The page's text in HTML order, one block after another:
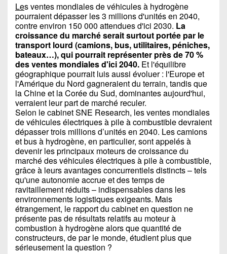
Les ventes mondiales de véhicules à hydrogène
pourraient dépasser les 3 millions d'unités en 2040,
contre environ 150 000 attendues d'ici 2030. La
croissance du marché serait surtout portée par le
transport lourd (camions, bus, utilitaires, péniches,
bateaux…), qui pourrait représenter près de 70 %
des ventes mondiales d'ici 2040. Et l'équilibre
géographique pourrait luis aussi évoluer : l'Europe et
l'Amérique du Nord gagneraient du terrain, tandis que
la Chine et la Corée du Sud, dominantes aujourd'hui,
verraient leur part de marché reculer.
Selon le cabinet SNE Research, les ventes mondiales
de véhicules électriques à pile à combustible devraient
dépasser trois millions d’unités en 2040. Les camions
et bus à hydrogène, en particulier, sont appelés à
devenir les principaux moteurs de croissance du
marché des véhicules électriques à pile à combustible,
grâce à leurs avantages concurrentiels distincts – tels
qu'une autonomie accrue et des temps de
ravitaillement réduits – indispensables dans les
environnements logistiques exigeants. Mais
étrangement, le rapport du cabinet en question ne
présente pas de résultats relatifs au moteur à
combustion à hydrogène alors que quantité de
constructeurs, de par le monde, étudient plus que
sérieusement la question ?